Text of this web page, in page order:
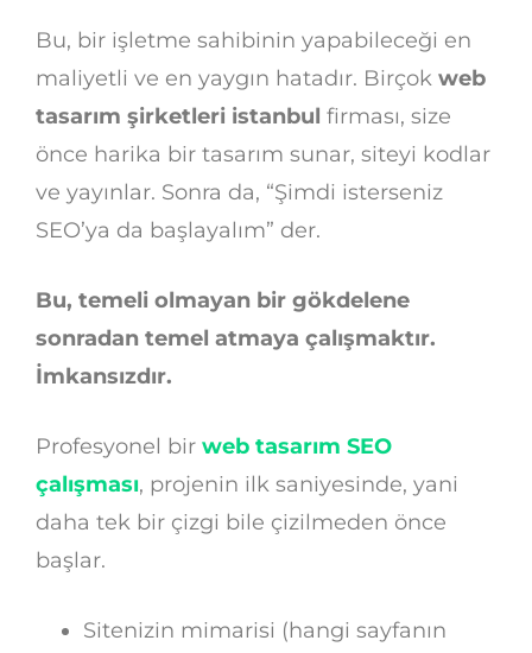
Bu, bir işletme sahibinin yapabileceği en
maliyetli ve en yaygın hatadır. Birçok web
tasarım şirketleri istanbul firması, size
önce harika bir tasarım sunar, siteyi kodlar
ve yayınlar. Sonra da, “Şimdi isterseniz
SEO’ya da başlayalım” der.
Bu, temeli olmayan bir gökdelene
sonradan temel atmaya çalışmaktır.
İmkansızdır.
Profesyonel bir web tasarım SEO
çalışması, projenin ilk saniyesinde, yani
daha tek bir çizgi bile çizilmeden önce
başlar.
Sitenizin mimarisi (hangi sayfanın